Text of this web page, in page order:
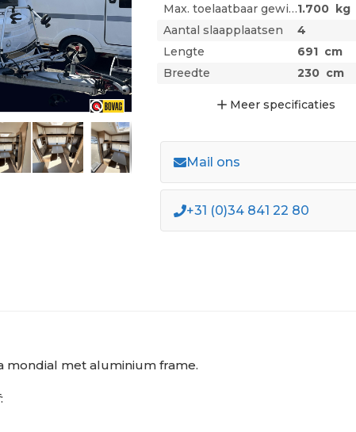
Max. toelaatbaar gewicht1.700 kg
Aantal slaapplaatsen
4
Lengte
691 cm
Breedte
230 cm
Meer specificaties
Mail ons
+31 (0)34 841 22 80
mondial met aluminium frame.